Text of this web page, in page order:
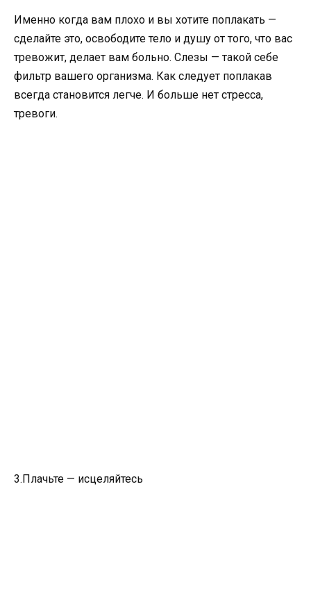
Именно когда вам плохо и вы хотите поплакать —
сделайте это, освободите тело и душу от того, что вас
тревожит, делает вам больно. Слезы — такой себе
фильтр вашего организма. Как следует поплакав
всегда становится легче. И больше нет стресса,
тревоги.
3.Плачьте — исцеляйтесь